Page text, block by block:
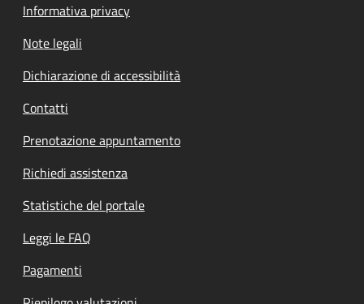
Informativa privacy
Note legali
Dichiarazione di accessibilità
Contatti
Prenotazione appuntamento
Richiedi assistenza
Statistiche del portale
Leggi le FAQ
Pagamenti